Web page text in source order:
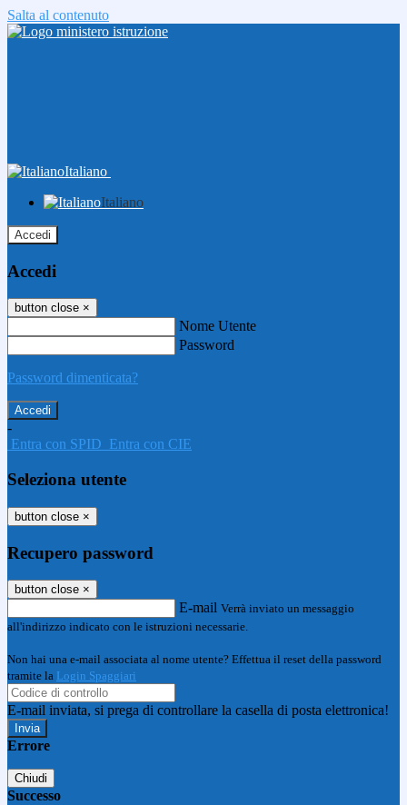
Salta al contenuto
Italiano
Italiano
Accedi
Accedi
button close ×
Nome Utente
Password
Password dimenticata?
-
Entra con SPID Entra con CIE
Seleziona utente
button close ×
Recupero password
button close ×
E-mail Verrà inviato un messaggio
all'indirizzo indicato con le istruzioni necessarie.
Non hai una e-mail associata al nome utente? Effettua il reset della password
tramite la Login Spaggiari
E-mail inviata, si prega di controllare la casella di posta elettronica!
Errore
Chiudi
Successo